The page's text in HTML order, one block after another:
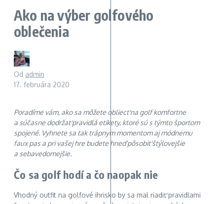
Ako na výber golfového
oblečenia
Od admin
17. februára 2020
Poradíme vám, ako sa môžete obliecť na golf komfortne
a súčasne dodržať pravidlá etikety, ktoré sú s týmto športom
spojené. Vyhnete sa tak trápnym momentom aj módnemu
faux pas a pri vašej hre budete hneď pôsobiť štýlovejšie
a sebavedomejšie.
Čo sa golf hodí a čo naopak nie
Vhodný outfit na golfové ihrisko by sa mal riadiť pravidlami